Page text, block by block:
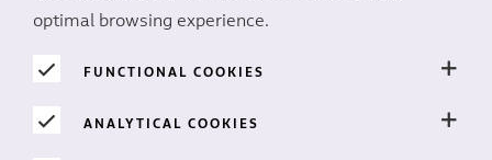
optimal browsing experience.
FUNCTIONAL COOKIES
ANALYTICAL COOKIES